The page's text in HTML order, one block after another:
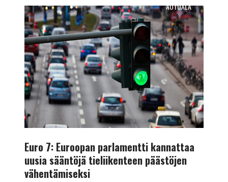
Euro
7:
Euroopan
parlamentti
kannattaa
uusia
sääntöjä
tieliikenteen
päästöjen
vähentämiseksi
AUTOALA
Euro 7: Euroopan parlamentti kannattaa
uusia sääntöjä tieliikenteen päästöjen
vähentämiseksi